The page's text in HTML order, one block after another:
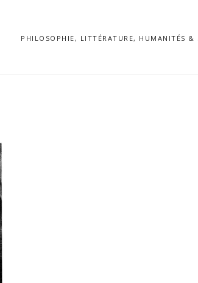
PHILOSOPHIE, LITTÉRATURE, HUMANITÉS &